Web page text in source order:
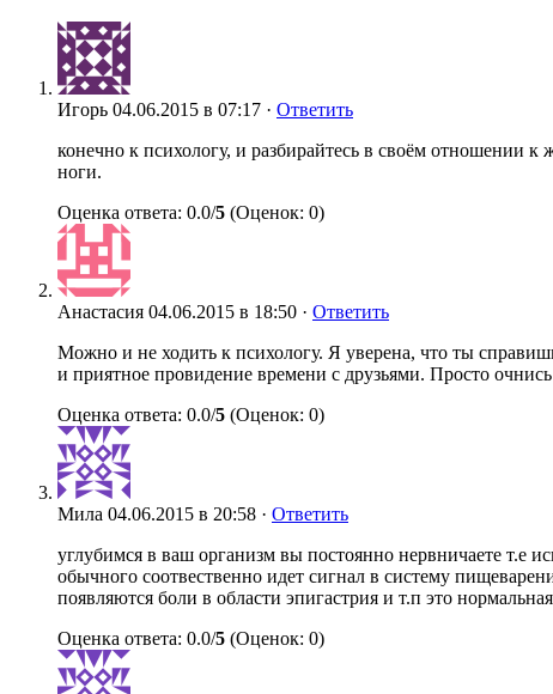
Игорь 04.06.2015 в 07:17 · Ответить
конечно к психологу, и разбирайтесь в своём отношении к
ноги.
Оценка ответа: 0.0/5 (Оценок: 0)
Анастасия 04.06.2015 в 18:50 · Ответить
Можно и не ходить к психологу. Я уверена, что ты
и приятное провидение времени с друзьями. Просто
Оценка ответа: 0.0/5 (Оценок: 0)
Мила 04.06.2015 в 20:58 · Ответить
углубимся в ваш организм вы постоянно нервничаете т.е
обычного соотвественно идет сигнал в систему
появляются боли в области эпигастрия и т.п это
Оценка ответа: 0.0/5 (Оценок: 0)